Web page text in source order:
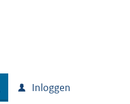
Inloggen